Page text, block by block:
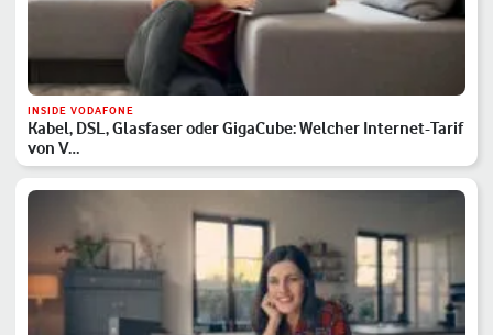
INSIDE VODAFONE
Kabel, DSL, Glasfaser oder GigaCube: Welcher Internet-Tarif
von V…